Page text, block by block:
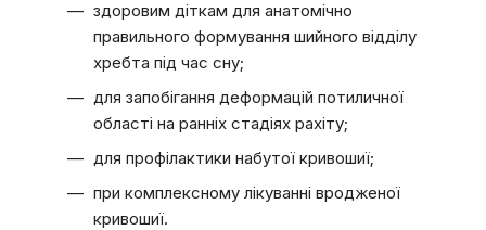
здоровим діткам для анатомічно
правильного формування шийного відділу
хребта під час сну;
для запобігання деформацій потиличної
області на ранніх стадіях рахіту;
для профілактики набутої кривошиї;
при комплексному лікуванні вродженої
кривошиї.